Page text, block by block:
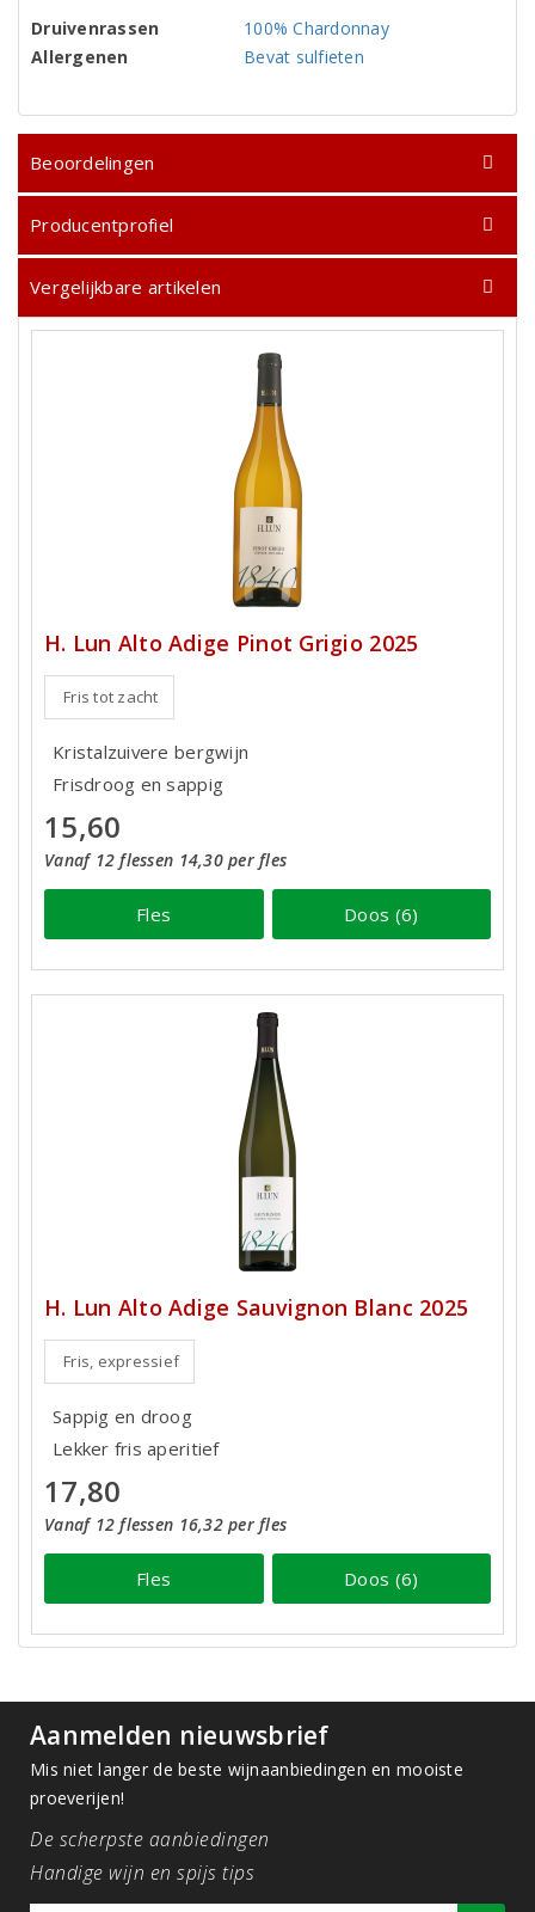
Druivenrassen
100% Chardonnay
Allergenen
Bevat sulfieten
Beoordelingen
Producentprofiel
Vergelijkbare artikelen
H. Lun Alto Adige Pinot Grigio 2025
Fris tot zacht
Kristalzuivere bergwijn
Frisdroog en sappig
15,60
Vanaf 12 flessen 14,30 per fles
Fles Doos (6)
H. Lun Alto Adige Sauvignon Blanc 2025
Fris, expressief
Sappig en droog
Lekker fris aperitief
17,80
Vanaf 12 flessen 16,32 per fles
Fles Doos (6)
Aanmelden nieuwsbrief
Mis niet langer de beste wijnaanbiedingen en mooiste
proeverijen!
De scherpste aanbiedingen
Handige wijn en spijs tips